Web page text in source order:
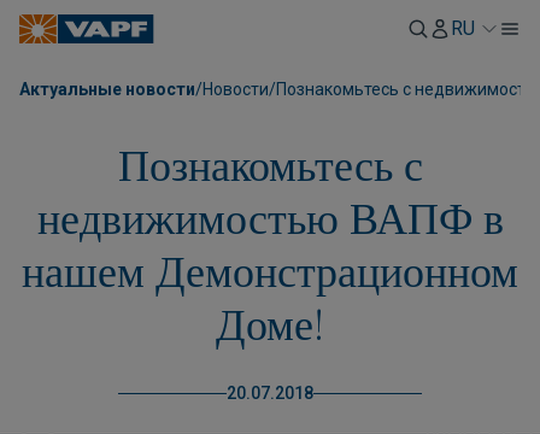
RU
Актуальные новости/Новости/Познакомьтесь с
Познакомьтесь с
недвижимостью ВАПФ в
нашем Демонстрационном
Доме!
20.07.2018